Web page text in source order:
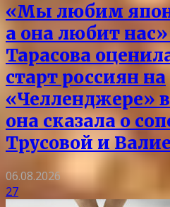
«Мы любим
а она любит
Тарасова
старт россиян на
«Челленджере»
она сказала о
Трусовой и
06.08.2026
27